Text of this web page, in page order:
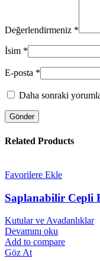
Değerlendirmeniz *
İsim *
E-posta *
Daha sonraki
Related Products
Favorilere Ekle
Saplanabilir Cepli
Kutular ve Avadanlıklar
Devamını oku
Add to compare
Göz At